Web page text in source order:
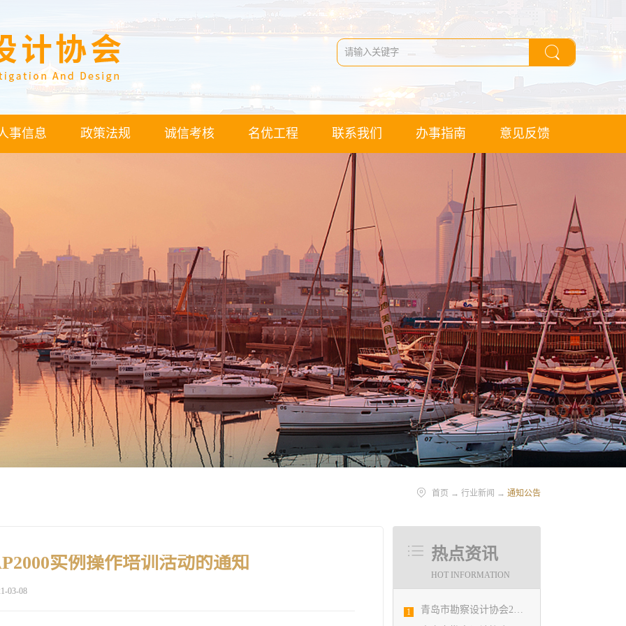
事信息 政策法规 诚信考核 名优工程 联系我们 办事指南 意见反馈
首页 → 行业新闻 → 通知公告
热点资讯
HOT INFORMATION
1
青岛市勘察设计协会2020年度第一次理事会顺利召开
实例操作培训活动的通知
03-08